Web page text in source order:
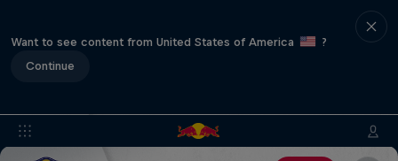
Want to see content from United States of America
?
Continue